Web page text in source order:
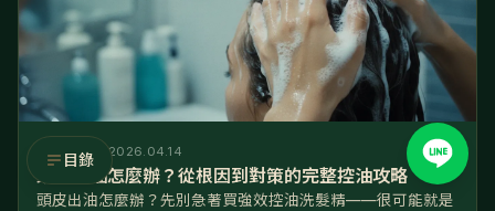
目錄
養毛知識 2026.04.14
頭皮出油怎麼辦？從根因到對策的完整控油攻略
頭皮出油怎麼辦？先別急著買強效控油洗髮精——很可能就是